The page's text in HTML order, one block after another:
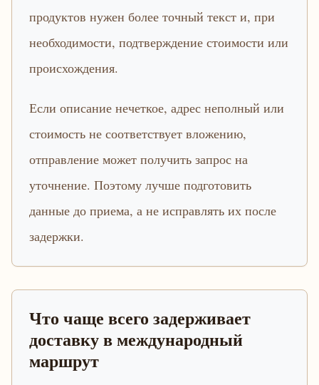
продуктов нужен более точный текст и, при
необходимости, подтверждение стоимости или
происхождения.
Если описание нечеткое, адрес неполный или
стоимость не соответствует вложению,
отправление может получить запрос на
уточнение. Поэтому лучше подготовить
данные до приема, а не исправлять их после
задержки.
Что чаще всего задерживает
доставку в международный
маршрут